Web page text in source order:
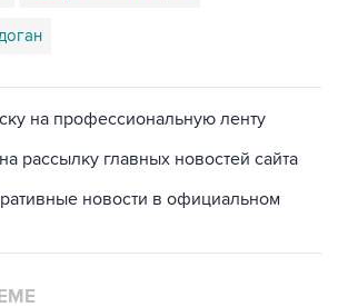
рассылку главных новостей сайта
новости в официальном